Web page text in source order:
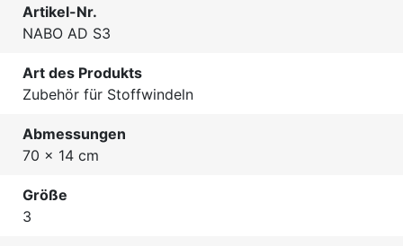
Artikel-Nr.
NABO AD S3
Art des Produkts
Zubehör für Stoffwindeln
Abmessungen
70 x 14 cm
Größe
3